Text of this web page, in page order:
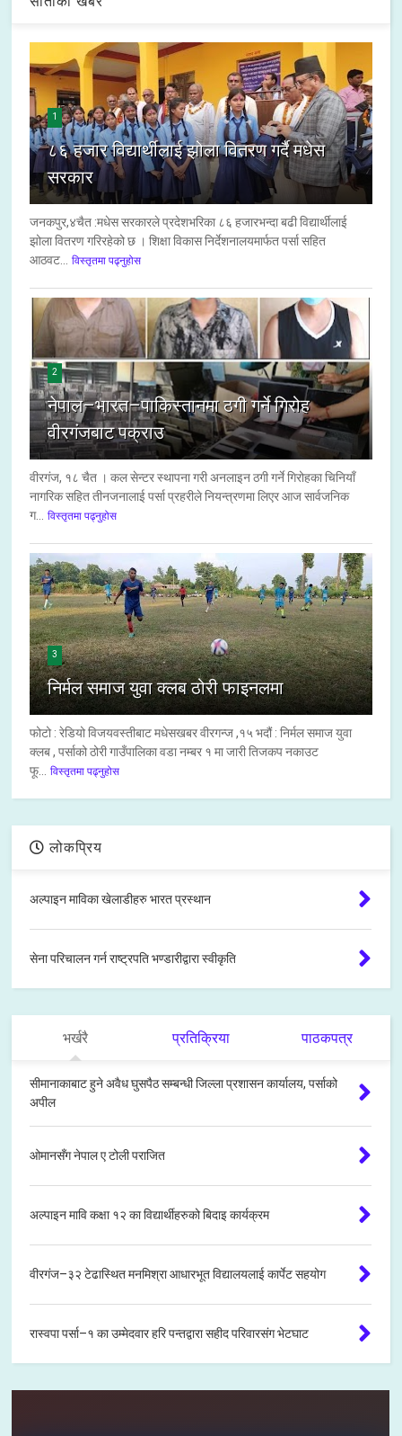
1
८६ हजार विद्यार्थीलाई झोला वितरण गर्दै मधेस
सरकार
जनकपुर,४चैत :मधेस सरकारले प्रदेशभरिका ८६ हजारभन्दा बढी विद्यार्थीलाई
झोला वितरण गरिरहेको छ । शिक्षा विकास निर्देशनालयमार्फत पर्सा सहित
आठवट...
विस्तृतमा पढ्नुहोस
2
नेपाल–भारत–पाकिस्तानमा ठगी गर्ने गिरोह
वीरगंजबाट पक्राउ
वीरगंज, १८ चैत । कल सेन्टर स्थापना गरी अनलाइन ठगी गर्ने गिरोहका चिनियाँ
नागरिक सहित तीनजनालाई पर्सा प्रहरीले नियन्त्रणमा लिएर आज सार्वजनिक
ग...
विस्तृतमा पढ्नुहोस
3
निर्मल समाज युवा क्लब ठोरी फाइनलमा
फोटो : रेडियो विजयवस्तीबाट मधेसखबर वीरगन्ज ,१५ भदौं : निर्मल समाज युवा
क्लब , पर्साको ठोरी गाउँपालिका वडा नम्बर १ मा जारी तिजकप नकाउट
फू...
विस्तृतमा पढ्नुहोस
लोकप्रिय
अल्पाइन माविका खेलाडीहरु भारत प्रस्थान
सेना परिचालन गर्न राष्ट्रपति भण्डारीद्वारा स्वीकृति
भर्खरै प्रतिक्रिया पाठकपत्र
सीमानाकाबाट हुने अवैध घुसपैठ सम्बन्धी जिल्ला प्रशासन कार्यालय, पर्साको
अपील
ओमानसँग नेपाल ए टोली पराजित
अल्पाइन मावि कक्षा १२ का विद्यार्थीहरुको बिदाइ कार्यक्रम
वीरगंज–३२ टेढास्थित मनमिश्रा आधारभूत विद्यालयलाई कार्पेट सहयोग
रास्वपा पर्सा–१ का उम्मेदवार हरि पन्तद्वारा सहीद परिवारसंग भेटघाट